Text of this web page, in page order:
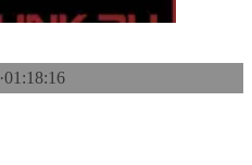
·01:18:16